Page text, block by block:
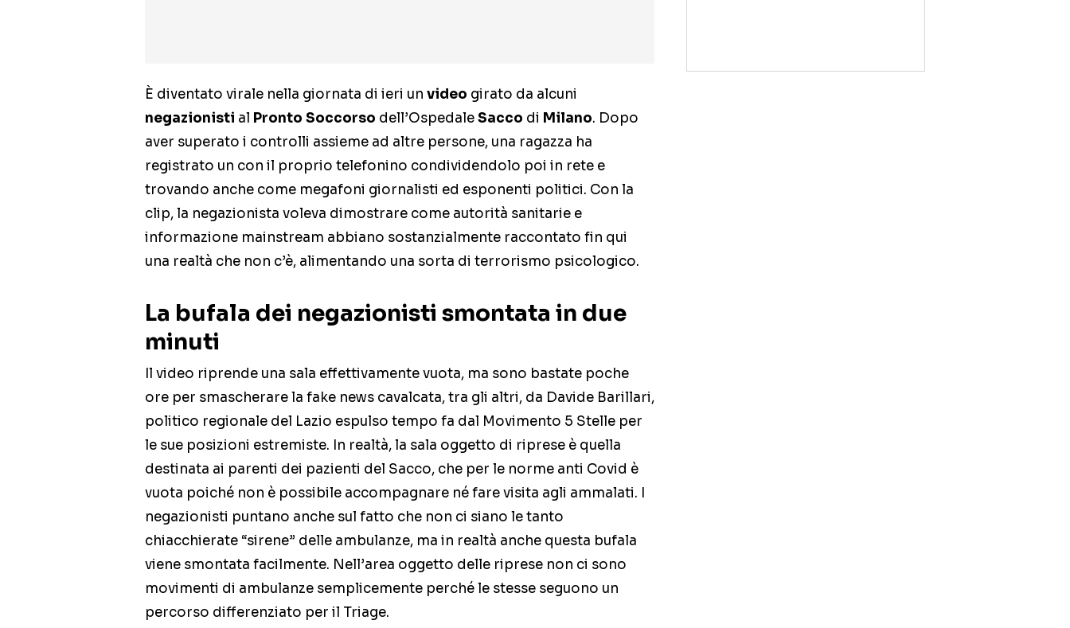
È diventato virale nella giornata di ieri un video girato da alcuni
negazionisti al Pronto Soccorso dell’OspedaleSacco di Milano. Dopo
aver superato i controlli assieme ad altre persone, una ragazza ha
registrato un con il proprio telefonino condividendolo poi in rete e
trovando anche come megafoni giornalisti ed esponenti politici. Con la
clip, la negazionista voleva dimostrare come autorità sanitarie e
informazione mainstream abbiano sostanzialmente raccontato fin qui
una realtà che non c’è, alimentando una sorta di terrorismo psicologico.
La bufala dei negazionisti smontata in due
minuti
Il video riprende una sala effettivamente vuota, ma sono bastate poche
ore per smascherare la fake news cavalcata, tra gli altri, da Davide Barillari,
politico regionale del Lazio espulso tempo fa dal Movimento 5 Stelle per
le sue posizioni estremiste. In realtà, la sala oggetto di riprese è quella
destinata ai parenti dei pazienti del Sacco, che per le norme anti Covid è
vuota poiché non è possibile accompagnare né fare visita agli ammalati. I
negazionisti puntano anche sul fatto che non ci siano le tanto
chiacchierate “sirene” delle ambulanze, ma in realtà anche questa bufala
viene smontata facilmente. Nell’area oggetto delle riprese non ci sono
movimenti di ambulanze semplicemente perché le stesse seguono un
percorso differenziato per il Triage.